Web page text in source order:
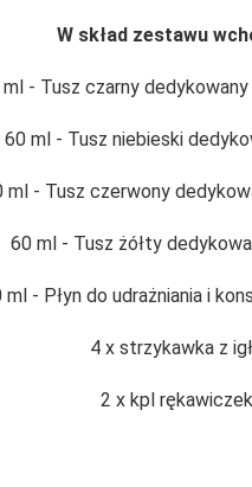
W skład zestawu
ml - Tusz czarny
60 ml - Tusz niebieski
ml - Tusz czerwony
60 ml - Tusz żółty
ml - Płyn do udrażniania i
4 x strzykawka z
2 x kpl rękawiczek